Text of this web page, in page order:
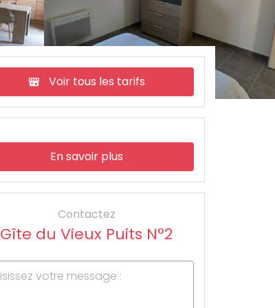
Voir tous les tarifs
En savoir plus
Contactez
Gîte du Vieux Puits N°2